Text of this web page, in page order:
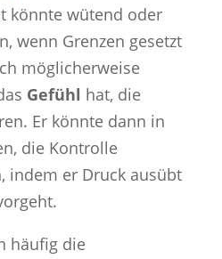
könnte wütend oder
wenn Grenzen gesetzt
möglicherweise
Gefühl hat, die
Er könnte dann in
die Kontrolle
indem er Druck ausübt
häufig die